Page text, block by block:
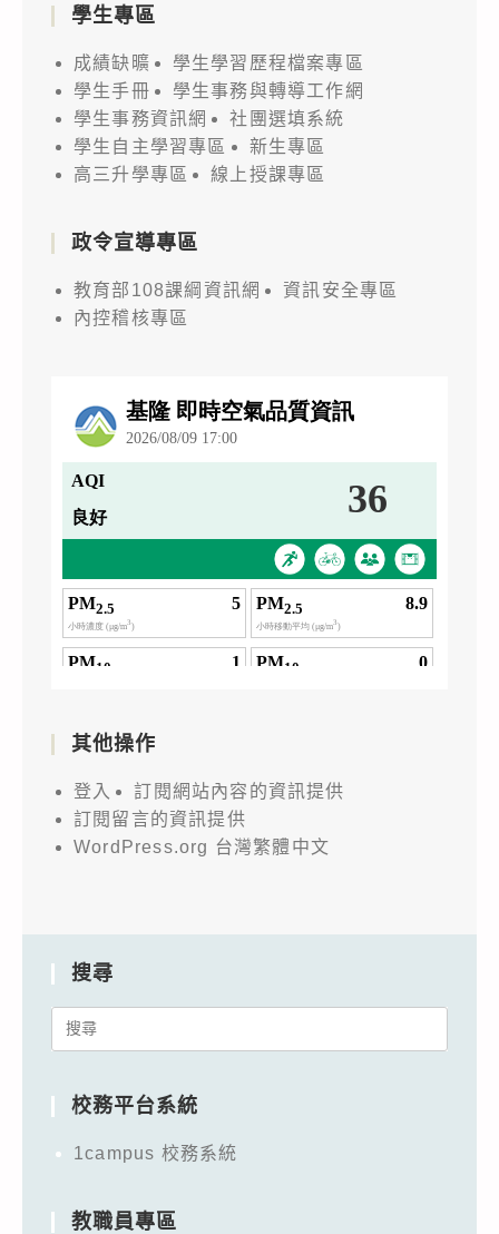
學生專區
成績缺曠
學生學習歷程檔案專區
學生手冊
學生事務與轉導工作網
學生事務資訊網
社團選填系統
學生自主學習專區
新生專區
高三升學專區
線上授課專區
政令宣導專區
教育部108課綱資訊網
資訊安全專區
內控稽核專區
其他操作
登入
訂閱網站內容的資訊提供
訂閱留言的資訊提供
WordPress.org 台灣繁體中文
搜尋
Search
校務平台系統
1campus 校務系統
教職員專區